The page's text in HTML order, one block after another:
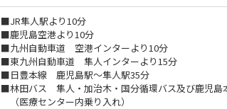
■JR隼人駅より10分
■鹿児島空港より10分
■九州自動車道 空港インターより10分
■東九州自動車道 隼人インターより15分
■日豊本線 鹿児島駅～隼人駅35分
■林田バス 隼人・加治木・国分循環バス及び鹿児島
（医療センター内乗り入れ）